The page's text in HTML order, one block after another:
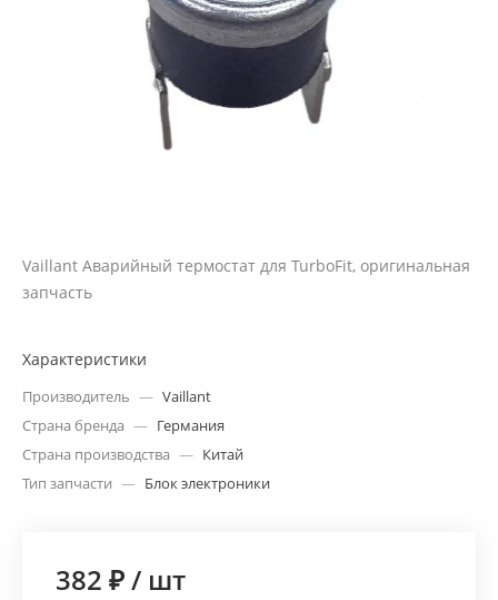
Vaillant Аварийный термостат для TurboFit, оригинальная
запчасть
Характеристики
Производитель — Vaillant
Страна бренда — Германия
Страна производства — Китай
Тип запчасти — Блок электроники
382 ₽/ шт